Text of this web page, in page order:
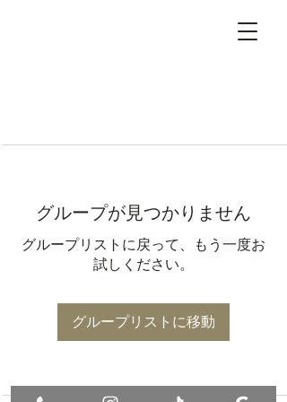
グループが見つかりません
グループリストに戻って、もう一度お
試しください。
グループリストに移動